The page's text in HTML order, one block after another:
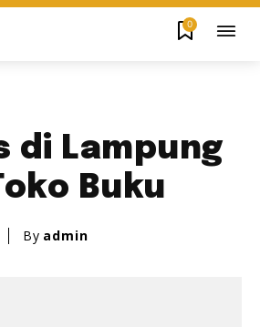
0
di Lampung
Buku
By admin